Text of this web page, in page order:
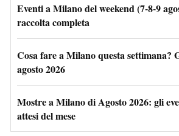
Eventi a Milano del weekend (7-8-9
raccolta completa
Cosa fare a Milano questa settimana?
agosto 2026
Mostre a Milano di Agosto 2026: gli
attesi del mese